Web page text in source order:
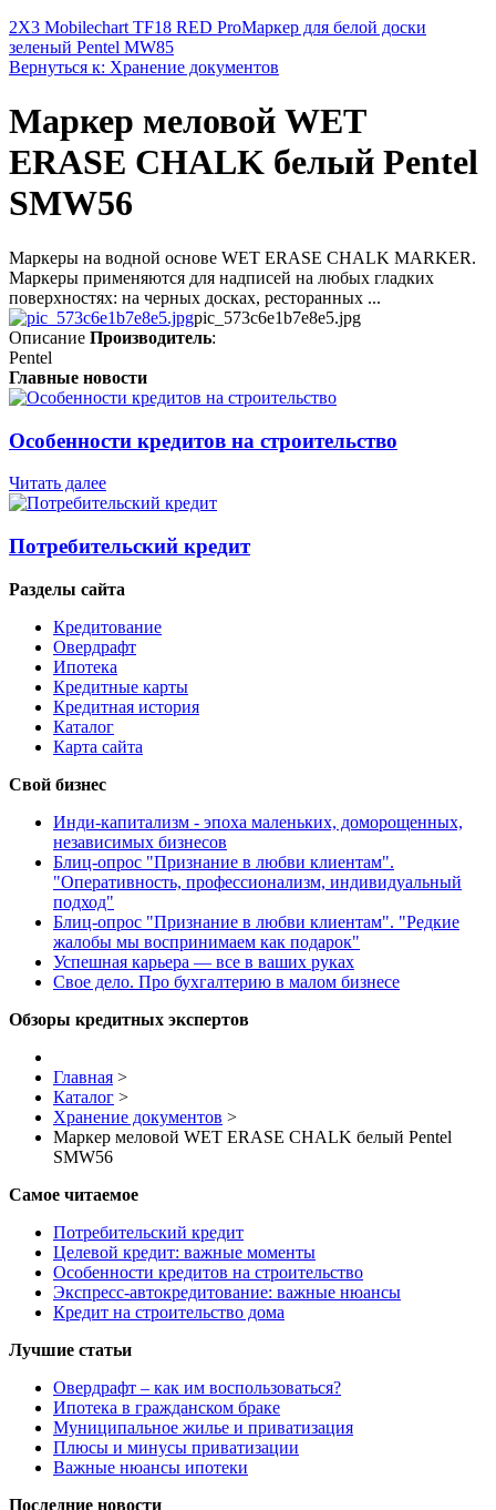
2X3 Mobilechart TF18 RED ProМаркер для белой доски
зеленый Pentel MW85
Вернуться к: Хранение документов
Маркер меловой WET
ERASE CHALK белый Pentel
SMW56
Маркеры на водной основе WET ERASE CHALK MARKER.
Маркеры применяются для надписей на любых гладких
поверхностях: на черных досках, ресторанных ...
pic_573c6e1b7e8e5.jpg
Описание Производитель:
Pentel
Главные новости
Особенности кредитов на строительство
Читать далее
Потребительский кредит
Разделы сайта
Кредитование
Овердрафт
Ипотека
Кредитные карты
Кредитная история
Каталог
Карта сайта
Свой бизнес
Инди-капитализм - эпоха маленьких, доморощенных,
независимых бизнесов
Блиц-опрос "Признание в любви клиентам".
"Оперативность, профессионализм, индивидуальный
подход"
Блиц-опрос "Признание в любви клиентам". "Редкие
жалобы мы воспринимаем как подарок"
Успешная карьера — все в ваших руках
Свое дело. Про бухгалтерию в малом бизнесе
Обзоры кредитных экспертов
Главная >
Каталог >
Хранение документов >
Маркер меловой WET ERASE CHALK белый Pentel
SMW56
Самое читаемое
Потребительский кредит
Целевой кредит: важные моменты
Особенности кредитов на строительство
Экспресс-автокредитование: важные нюансы
Кредит на строительство дома
Лучшие статьи
Овердрафт – как им воспользоваться?
Ипотека в гражданском браке
Муниципальное жилье и приватизация
Плюсы и минусы приватизации
Важные нюансы ипотеки
Последние новости